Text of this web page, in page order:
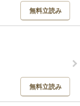
無料立読み
無料立読み